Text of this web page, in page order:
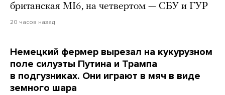
британская MI6, на четвертом — СБУ и ГУР
20 часов назад
Немецкий фермер вырезал на кукурузном
поле силуэты Путина и Трампа
в подгузниках. Они играют в мяч в виде
земного шара